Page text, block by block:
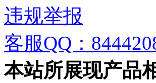
违规举报
客服QQ：
本站所展现产品